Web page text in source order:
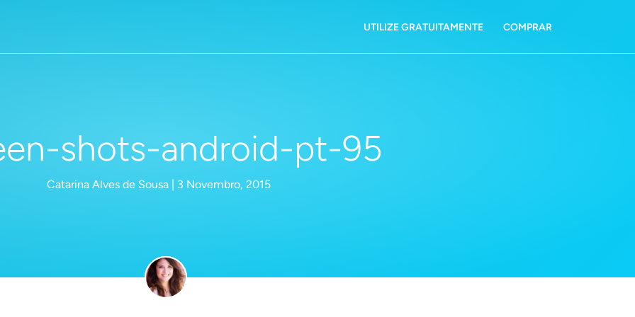
UTILIZE GRATUITAMENTE COMPRAR
shots-android-pt-95
Catarina Alves de Sousa | 3 Novembro, 2015